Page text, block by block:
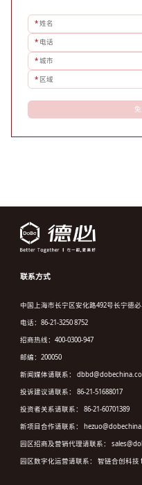
*姓名
* 电话
*城市
* 区域
联系方式
中国上海市长宁区安化路492号长宁德
电话：86-21-3250 8752
招商热线：400-0300-947
邮编：200050
新闻媒体请联系：
投诉建议请联系： 86-21-51688017
投资者关系请联系： 86-21-60701389
新项目合作请联系：
园区招商及营销代理请联系：
园区数字化运营请联系： 智链合创科